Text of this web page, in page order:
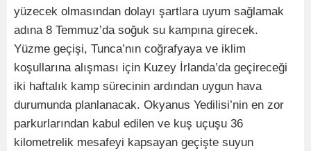
yüzecek olmasından dolayı şartlara uyum sağlamak
adına 8 Temmuz’da soğuk su kampına girecek.
Yüzme geçişi, Tunca’nın coğrafyaya ve iklim
koşullarına alışması için Kuzey İrlanda’da geçireceği
iki haftalık kamp sürecinin ardından uygun hava
durumunda planlanacak. Okyanus Yedilisi’nin en zor
parkurlarından kabul edilen ve kuş uçuşu 36
kilometrelik mesafeyi kapsayan geçişte suyun